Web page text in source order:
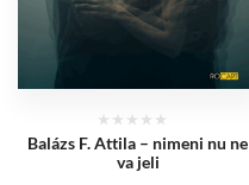
Balázs F. Attila – nimeni nu ne
va jeli